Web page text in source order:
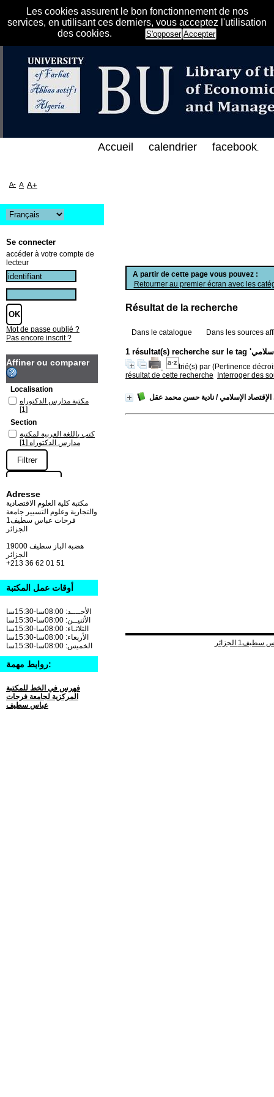
Les cookies assurent le bon fonctionnement de nos
services, en utilisant ces derniers, vous acceptez l'utilisation
des cookies.
S'opposer Accepter
الإلكتروني على الخط المباشر لمكتبة كلية
A partir de cette page vous pouvez :
Retourner au premier écran avec les
Résultat de la recherche
Dans le catalogue Dans les sources
trié(s) par (Pertinence
résultat de cette recherche
Interroger des
الإسلامي/ نادية حسن محمد عقل
Accueil calendrier facebook.
A- A A+
Se connecter
accéder à votre compte de
lecteur
Mot de passe oublié ?
Pas encore inscrit ?
Affiner ou comparer
Localisation
مكتبة مدارس الدكتوراه
[1]
Section
كتب باللغة العربية لمكتبة
مدارس الدكتوراه [1]
Adresse
مكتبة كلية العلوم الاقتصادية
والتجارية وعلوم التسيير جامعة
فرحات عباس سطيف1
الجزائر
19000 هضبة الباز سطيف
+213 36 62 01 51
أوقات عمل المكتبة
الأحــــد: 08:00سا-15:30سا
الأثنيــن: 08:00سا-15:30سا
الثلاثـاء: 08:00سا-15:30سا
الأربعاء: 08:00سا-15:30سا
الخميس: 08:00سا-15:30سا
روابط مهمة:
فهرس في الخط للمكتبة
المركزية لجامعة فرحات
عباس سطيف